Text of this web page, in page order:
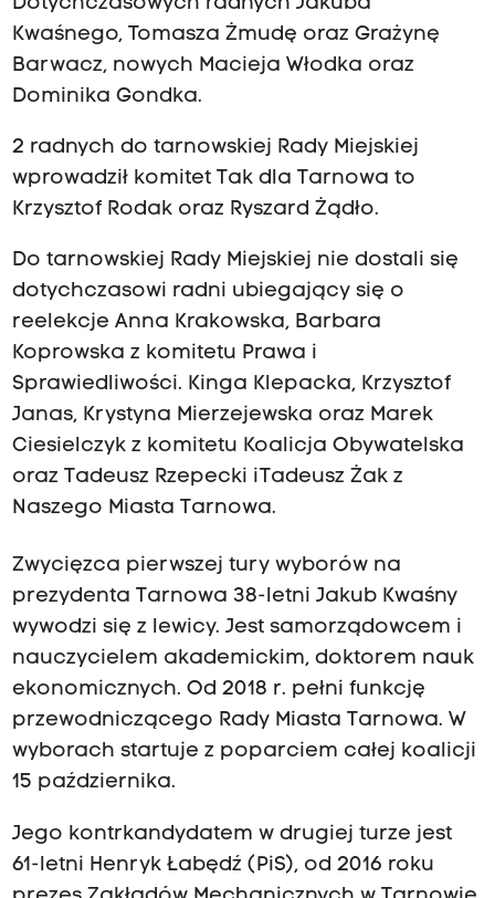
Kwaśnego, Tomasza Żmudę oraz Grażynę
Barwacz, nowych Macieja Włodka oraz
Dominika Gondka.
2 radnych do tarnowskiej Rady Miejskiej
wprowadził komitet Tak dla Tarnowa to
Krzysztof Rodak oraz Ryszard Żądło.
Do tarnowskiej Rady Miejskiej nie dostali się
dotychczasowi radni ubiegający się o
reelekcje Anna Krakowska, Barbara
Koprowska z komitetu Prawa i
Sprawiedliwości. Kinga Klepacka, Krzysztof
Janas, Krystyna Mierzejewska oraz Marek
Ciesielczyk z komitetu Koalicja Obywatelska
oraz Tadeusz Rzepecki i Tadeusz Żak z
Naszego Miasta Tarnowa.
Zwycięzca pierwszej tury wyborów na
prezydenta Tarnowa 38-letni Jakub Kwaśny
wywodzi się z lewicy. Jest samorządowcem i
nauczycielem akademickim, doktorem nauk
ekonomicznych. Od 2018 r. pełni funkcję
przewodniczącego Rady Miasta Tarnowa. W
wyborach startuje z poparciem całej koalicji
15 października.
Jego kontrkandydatem w drugiej turze jest
61-letni Henryk Łabędź (PiS), od 2016 roku